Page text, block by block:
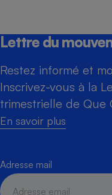
Lettre du
Restez informé et
Inscrivez-vous à la
trimestrielle de Que
En savoir plus
Adresse mail